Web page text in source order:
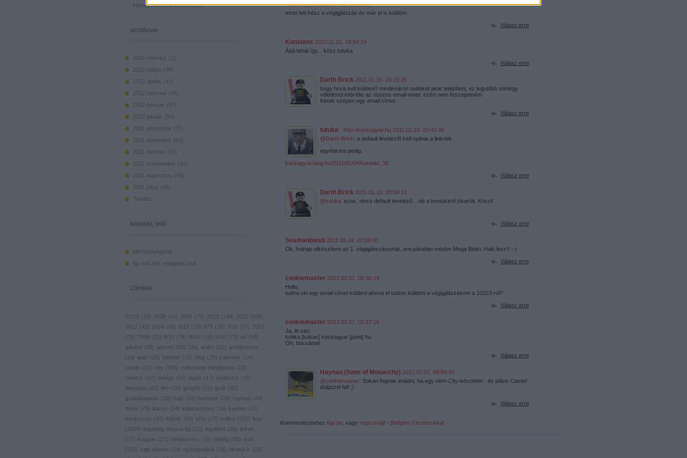
Hiányzó elemek beszerzése
archívum
2015 március (
)
2012 május ( 36 )
2012 április ( 41
)
2012 március ( 46 )
2012 február ( 50)
2012 január ( 50)
2011 december ( 73)
2011 november ( 50)
2011 október ( 50)
2011 szeptember ( 44)
2011 augusztus ( 46 )
2011 július ( 45)
Tovább
kontakt, infó
elérhetőségeink
Így készíts végigjátszást!
Címkék
10/10 ( 16 ) 2008 ( 18 ) 2009 ( 73) 2010 ( 148 ) 2011 ( 108 )
2012 ( 43) 2824 ( 26 ) 6/10 ( 20) 675 ( 20) 7/10 ( 57) 7553
( 23) 7958 ( 26 ) 8/10 ( 78 ) 8043 ( 16 ) 9/10 ( 72) ad ( 18 )
advent ( 55) advent 2011 ( 26 ) anikó ( 21 )
architecture
(
18 ) autó ( 26 ) batman ( 15) blog ( 29) calendar ( 24)
castle ( 51 ) city ( 185) collectable minifigures ( 23)
creator ( 37) design ( 15) duplo ( 17) építészet ( 15)
fabuland ( 20) film ( 20) greg36 ( 21 ) gyár ( 32)
gyárlátogatás ( 20) hajó ( 15) hammer ( 28 ) haynau ( 44)
hírek ( 75) ikarus ( 24) indiana jones ( 18 ) kamion ( 31
)
karácsony ( 47) képek ( 36 ) klón ( 17) kritika ( 292)
lego
(
1259) legoblog visszavág ( 15) legoland ( 26 )
linkek
( 57) magyar ( 27) mindstorms ( 16 ) minifig ( 50) moc
( 253) napi advent ( 24) nyíregyháza ( 16 ) olvasó ír ( 28 )
KucKurucz 2010.07.25. 15:08:18
most lett kész a végigjátszás és már el is küldöm
Válasz erre
Konstans 2010.11.21. 19:54:19
Ááá tehát így... kösz tutuka
Válasz erre
Darth Brick 2011.01.10. 20:19:26
hogy hova kell küldeni? mindenáron outlokot akar telepíteni, ez legutóbb mintegy
véletlenül kitörölte az összes email-emet, ezért nem feszegetném.
Kérek szépen egy email címet.
Válasz erre
tutuka http://kockagyar.hu 2011.01.10. 20:42:49
@Darth Brick: a default levelezőt kell nyitnia a linknek.
egyébként pedig:
kockagyar.blog.hu/2011/01/04/kontakt_38
Válasz erre
Darth Brick 2011.01.10. 20:59:13
@tutuka: ezaz, nincs default levelező... de a kontaktról sikerült. Köszi!
Válasz erre
Seamanbandi 2011.08.24. 22:09:00
Ok, holnap elkészítem az 1. végigjátszásomat, ami páratlan módon Mega Bloks Halo lesz!! :-)
Válasz erre
cookiemaster 2012.02.07. 00:36:19
Hello,
tudna vki egy email címet küldeni ahova el tudom küldeni a végigjátszásom a 10223-ról?
Válasz erre
cookiemaster 2012.02.07. 00:37:16
Ja, itt van:
kritika [kukac] kockagyar [pont] hu
Oh, bocsánat!
Válasz erre
Haynau (Sons of Monarchy) 2012.02.07. 09:59:42
@cookiemaster: Sokan fognak imádni, ha egy nem-City-készletet - és pláne Castle! -
dolgozol fel! ;)
Válasz erre
Kommentezéshez lépj be, vagy regisztrálj! ‐ Belépés Facebookkal